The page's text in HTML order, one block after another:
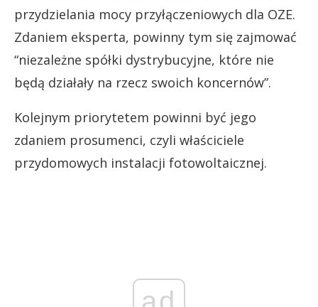
przydzielania mocy przyłączeniowych dla OZE.
Zdaniem eksperta, powinny tym się zajmować
“niezależne spółki dystrybucyjne, które nie
będą działały na rzecz swoich koncernów”.
Kolejnym priorytetem powinni być jego
zdaniem prosumenci, czyli właściciele
przydomowych instalacji fotowoltaicznej.